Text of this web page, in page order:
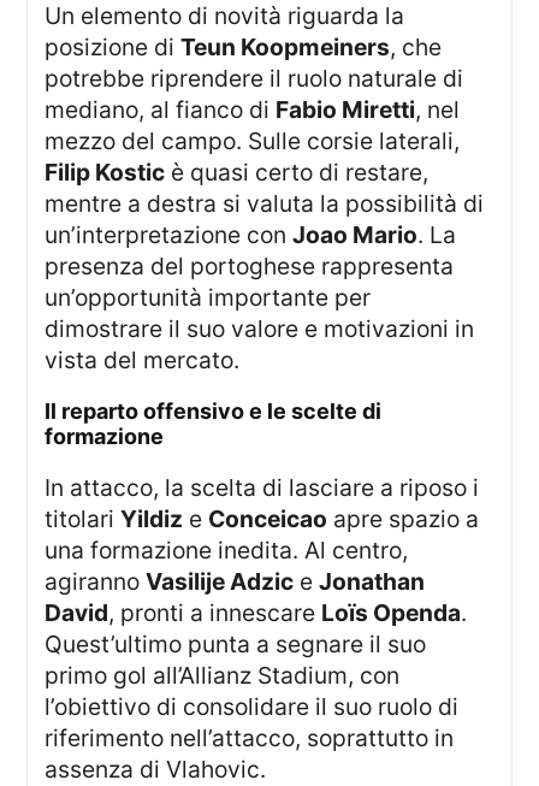
Un elemento di novità riguarda la
posizione diTeun Koopmeiners, che
potrebbe riprendere il ruolo naturale di
mediano, al fianco di Fabio Miretti, nel
mezzo del campo. Sulle corsie laterali,
Filip Kostic è quasi certo di restare,
mentre a destra si valuta la possibilità di
un’interpretazione conJoao Mario. La
presenza del portoghese rappresenta
un’opportunità importante per
dimostrare il suo valore e motivazioni in
vista del mercato.
il reparto offensivo e le scelte di
formazione
In attacco, la scelta di lasciare a riposo i
titolariYildiz e Conceicao apre spazio a
una formazione inedita. Al centro,
agirannoVasilije Adzic eJonathan
David, pronti a innescare Loïs Openda.
Quest’ultimo punta a segnare il suo
primo gol all’Allianz Stadium, con
l’obiettivo di consolidare il suo ruolo di
riferimento nell’attacco, soprattutto in
assenza di Vlahovic.